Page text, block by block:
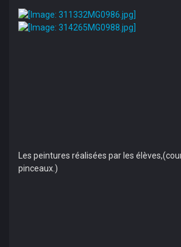
Les peintures réalisées par les
pinceaux.)